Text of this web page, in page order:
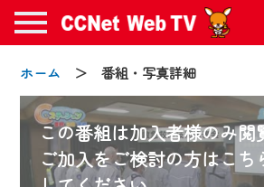
ホーム ＞ 番組・写真詳細
この番組は加入者様のみ閲
ご加入をご検討の方はこち